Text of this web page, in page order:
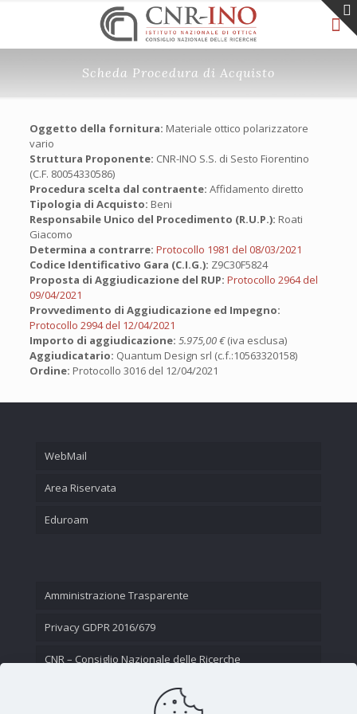
Scheda Procedura di Acquisto
Oggetto della fornitura: Materiale ottico polarizzatore
vario
Struttura Proponente: CNR-INO S.S. di Sesto Fiorentino
(C.F. 80054330586)
Procedura scelta dal contraente: Affidamento diretto
Tipologia di Acquisto: Beni
Responsabile Unico del Procedimento (R.U.P.): Roati
Giacomo
Determina a contrarre: Protocollo 1981 del 08/03/2021
Codice Identificativo Gara (C.I.G.): Z9C30F5824
Proposta di Aggiudicazione del RUP: Protocollo 2964 del
09/04/2021
Provvedimento di Aggiudicazione ed Impegno:
Protocollo 2994 del 12/04/2021
Importo di aggiudicazione: 5.975,00 €(iva esclusa)
Aggiudicatario: Quantum Design srl (c.f.:10563320158)
Ordine: Protocollo 3016 del 12/04/2021
WebMail
Area Riservata
Eduroam
Amministrazione Trasparente
Privacy GDPR 2016/679
CNR – Consiglio Nazionale delle Ricerche